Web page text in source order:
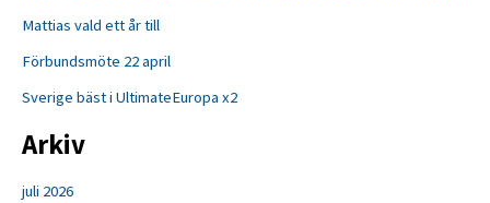
Mattias vald ett år till
Förbundsmöte 22 april
Sverige bäst i UltimateEuropa x2
Arkiv
juli 2026